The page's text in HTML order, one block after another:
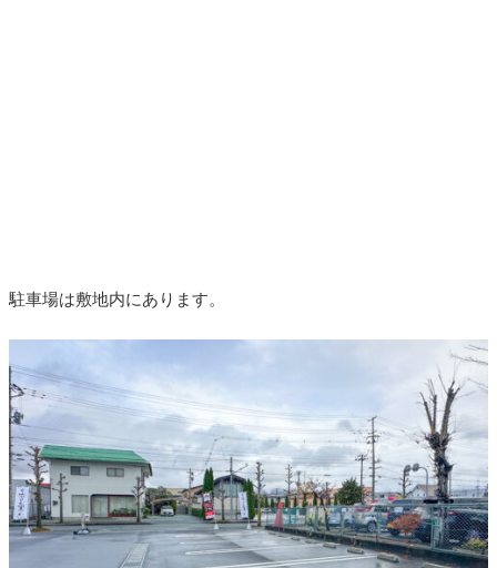
駐車場は敷地内にあります。